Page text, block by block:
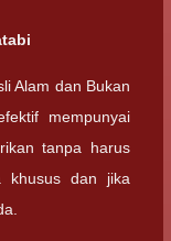
Alam dan Bukan
mempunyai
tanpa harus
khusus dan jika